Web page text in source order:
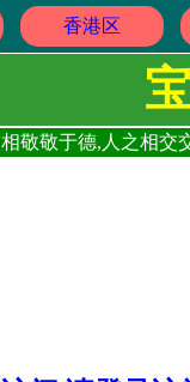
香港区
敬敬于德,人之相